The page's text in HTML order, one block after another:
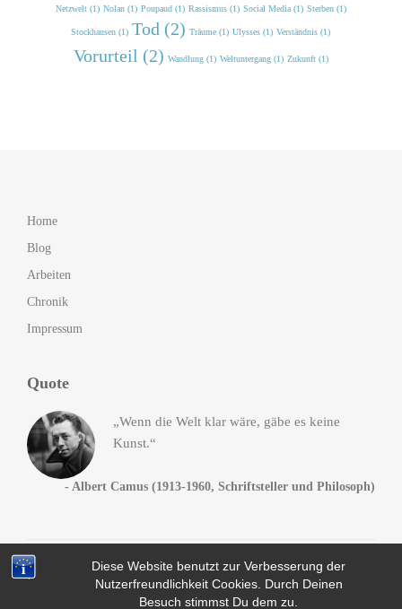
Diese Website benutzt zur Verbesserung der
Nutzerfreundlichkeit Cookies. Durch Deinen
Besuch stimmst Du dem zu.
Netzwelt (1) Nolan (1) Poupaud (1) Rassismus (1) Social Media (1) Sterben (1)
Stockhausen (1) Tod (2) Träume (1) Ulysses (1) Verständnis (1)
Vorurteil (2) Wandlung (1) Weltuntergang (1) Zukunft (1)
Home
Blog
Arbeiten
Chronik
Impressum
Quote
„Wenn die Welt klar wäre, gäbe es keine
Kunst.“
- Albert Camus (1913-1960, Schriftsteller und Philosoph)
. All Rights Reserved, da Fuck!